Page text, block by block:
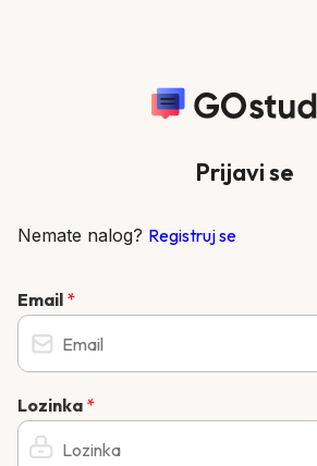
Prijavi se
Nemate nalog? Registruj se
Email *
Lozinka *